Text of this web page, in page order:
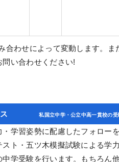
合わせによって変動します。ま
問い合わせください!
ース私国立中学・公立中高一貫校の受
学習姿勢に配慮したフォロー
スト・五ツ木模擬試験による学
学受験を行います。もちろん